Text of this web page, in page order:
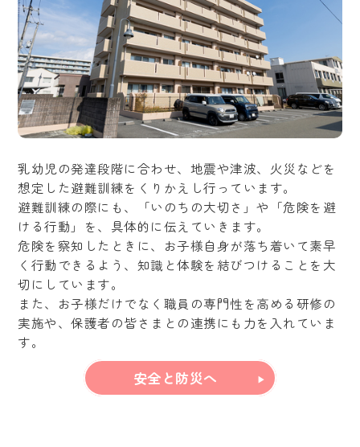
乳幼児の発達段階に合わせ、地震や津波、火災などを
想定した避難訓練をくりかえし行っています。
避難訓練の際にも、「いのちの大切さ」や「危険を避
ける行動」を、具体的に伝えていきます。
危険を察知したときに、お子様自身が落ち着いて素早
く行動できるよう、知識と体験を結びつけることを大
切にしています。
また、お子様だけでなく職員の専門性を高める研修の
実施や、保護者の皆さまとの連携にも力を入れていま
す。
安全と防災へ